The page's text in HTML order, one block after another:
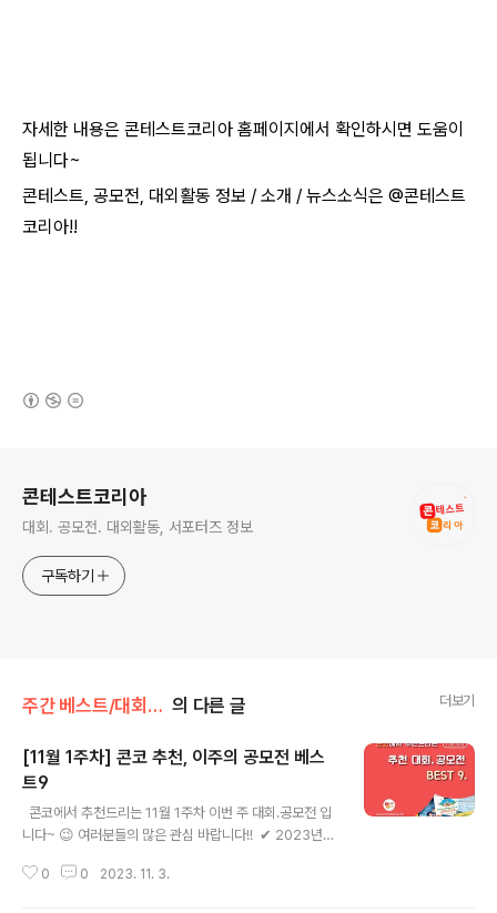
자세한 내용은 콘테스트코리아 홈페이지에서 확인하시면 도움이
됩니다~​
콘테스트, 공모전, 대외활동 정보 / 소개 / 뉴스소식은 @콘테스트
코리아!!
콘테스트코리아
대회. 공모전. 대외활동, 서포터즈 정보
구독하기
주간 베스트/대회 • 공모전 의 다른 글 더보기
[11월 1주차] 콘코 추천, 이주의 공모전 베스
트9
​ ​ 콘코에서 추천드리는 11월 1주차 이번 주 대회.공모전 입
니다~ 😉 여러분들의 많은 관심 바랍니다!! ​ ​✔ 2023년
✔ 경주국제회의복합지구 슬로건 공모전 ✔ 제 2회 오롬
0 0 2023. 11. 3.